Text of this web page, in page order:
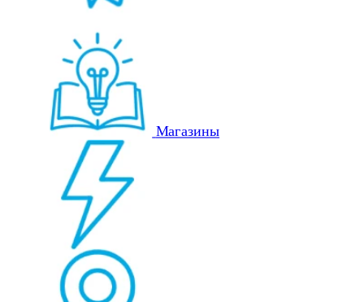
Магазины